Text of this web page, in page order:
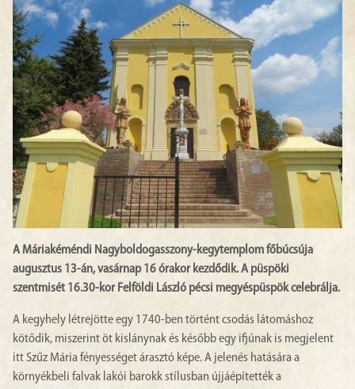
A Máriakéméndi Nagyboldogasszony-kegytemplom főbúcsúja
augusztus 13-án, vasárnap 16 órakor kezdődik. A püspöki
szentmisét 16.30-kor Felföldi László pécsi megyéspüspök celebrálja.
A kegyhely létrejötte egy 1740-ben történt csodás látomáshoz
kötődik, miszerint öt kislánynak és később egy ifjúnak is megjelent
itt Szűz Mária fényességet árasztó képe. A jelenés hatására a
környékbeli falvak lakói barokk stílusban újjáépítették a